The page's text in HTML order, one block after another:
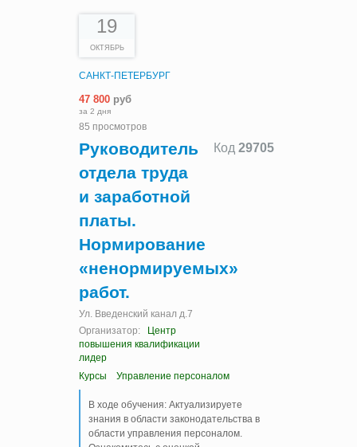
19
ОКТЯБРЬ
САНКТ-ПЕТЕРБУРГ
47 800 руб
за 2 дня
85 просмотров
Код 29705
Руководитель
отдела труда
и заработной
платы.
Нормирование
«ненормируемых»
работ.
Ул. Введенский канал д.7
Организатор:
Центр
повышения квалификации
лидер
Курсы
Управление персоналом
В ходе обучения: Актуализируете
знания в области законодательства в
области управления персоналом.